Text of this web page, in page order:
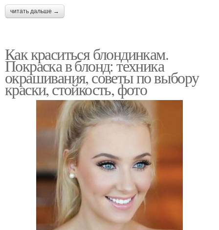
читать дальше →
Как краситься блондинкам.
Покраска в блонд: техника
окрашивания, советы по выбору
краски, стойкость, фото